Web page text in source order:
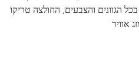
הגוונים והצבעים, החולצה טריקו
אוויר